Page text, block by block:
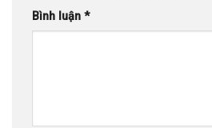
Bình luận *